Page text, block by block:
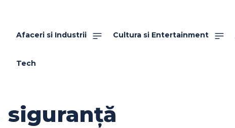
Afaceri si Industrii Cultura si Entertainment
Tech
siguranță